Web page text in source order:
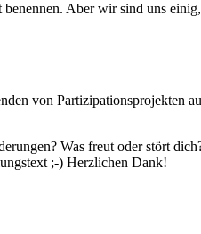
Aber wir sind uns
von Partizipationsprojekten
Was freut oder stört
;-) Herzlichen Dank!